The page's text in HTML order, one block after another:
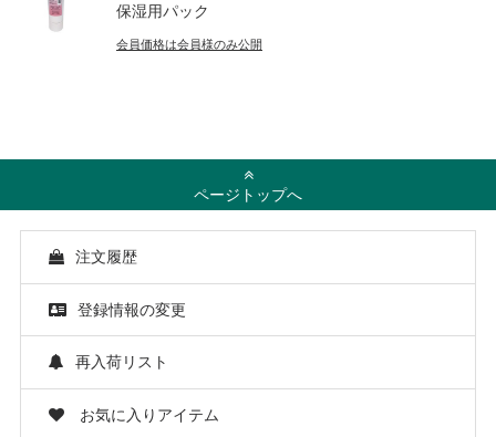
保湿用パック
会員価格は会員様のみ公開
ページトップへ
注文履歴
登録情報の変更
再入荷リスト
お気に入りアイテム